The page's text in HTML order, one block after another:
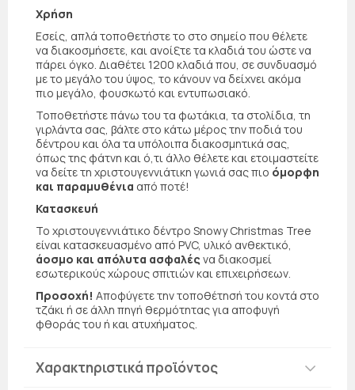
Χρήση
Εσείς, απλά τοποθετήστε το στο σημείο που θέλετε
να διακοσμήσετε, και ανοίξτε τα κλαδιά του ώστε να
πάρει όγκο. Διαθέτει 1200 κλαδιά που, σε συνδυασμό
με το μεγάλο του ύψος, το κάνουν να δείχνει ακόμα
πιο μεγάλο, φουσκωτό και εντυπωσιακό.
Τοποθετήστε πάνω του τα φωτάκια, τα στολίδια, τη
γιρλάντα σας, βάλτε στο κάτω μέρος την ποδιά του
δέντρου και όλα τα υπόλοιπα διακοσμητικά σας,
όπως της φάτνη και ό,τι άλλο θέλετε και ετοιμαστείτε
να δείτε τη χριστουγεννιάτικη γωνιά σας πιο όμορφη
και παραμυθένια από ποτέ!
Κατασκευή
Το χριστουγεννιάτικο δέντρο Snowy Christmas Tree
είναι κατασκευασμένο από PVC, υλικό ανθεκτικό,
άοσμο και απόλυτα ασφαλές να διακοσμεί
εσωτερικούς χώρους σπιτιών και επιχειρήσεων.
Προσοχή! Αποφύγετε την τοποθέτησή του κοντά στο
τζάκι ή σε άλλη πηγή θερμότητας για αποφυγή
φθοράς του ή και ατυχήματος.
Χαρακτηριστικά προϊόντος